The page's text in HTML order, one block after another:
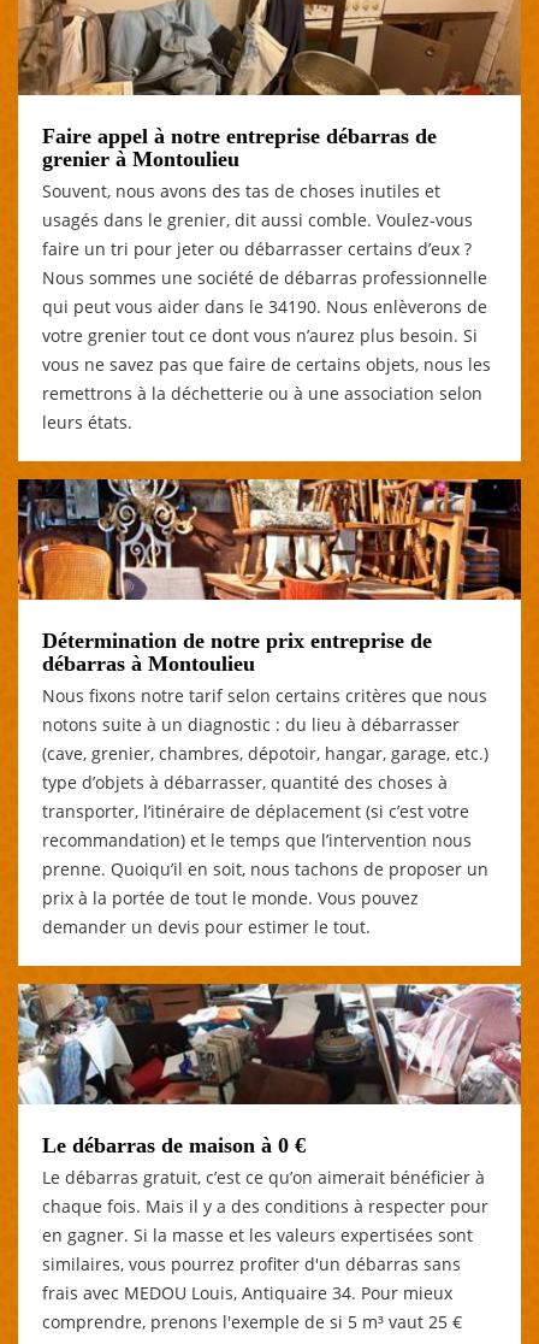
Faire appel à notre entreprise débarras de
grenier à Montoulieu
Souvent, nous avons des tas de choses inutiles et
usagés dans le grenier, dit aussi comble. Voulez-vous
faire un tri pour jeter ou débarrasser certains d’eux ?
Nous sommes une société de débarras professionnelle
qui peut vous aider dans le 34190. Nous enlèverons de
votre grenier tout ce dont vous n’aurez plus besoin. Si
vous ne savez pas que faire de certains objets, nous les
remettrons à la déchetterie ou à une association selon
leurs états.
Détermination de notre prix entreprise de
débarras à Montoulieu
Nous fixons notre tarif selon certains critères que nous
notons suite à un diagnostic : du lieu à débarrasser
(cave, grenier, chambres, dépotoir, hangar, garage, etc.)
type d’objets à débarrasser, quantité des choses à
transporter, l’itinéraire de déplacement (si c’est votre
recommandation) et le temps que l’intervention nous
prenne. Quoiqu’il en soit, nous tachons de proposer un
prix à la portée de tout le monde. Vous pouvez
demander un devis pour estimer le tout.
Le débarras de maison à 0 €
Le débarras gratuit, c’est ce qu’on aimerait bénéficier à
chaque fois. Mais il y a des conditions à respecter pour
en gagner. Si la masse et les valeurs expertisées sont
similaires, vous pourrez profiter d'un débarras sans
frais avec MEDOU Louis, Antiquaire 34. Pour mieux
comprendre, prenons l'exemple de si 5 m³ vaut 25 €